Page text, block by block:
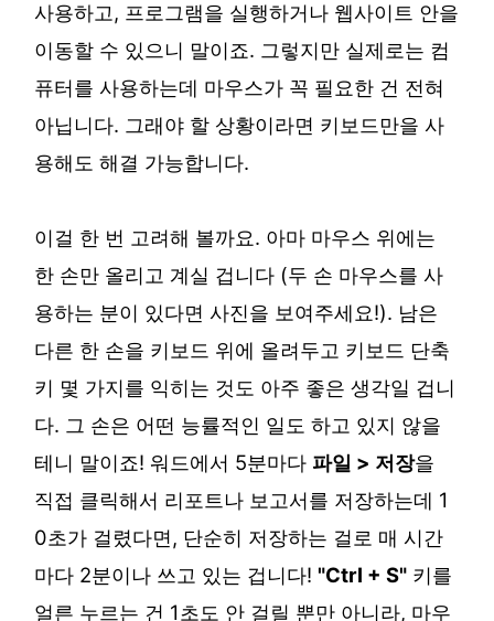
사용하고, 프로그램을 실행하거나 웹사이트 안을
이동할 수 있으니 말이죠. 그렇지만 실제로는 컴
퓨터를 사용하는데 마우스가 꼭 필요한 건 전혀
아닙니다. 그래야 할 상황이라면 키보드만을 사
용해도 해결 가능합니다.
이걸 한 번 고려해 볼까요. 아마 마우스 위에는
한 손만 올리고 계실 겁니다 (두 손 마우스를 사
용하는 분이 있다면 사진을 보여주세요!). 남은
다른 한 손을 키보드 위에 올려두고 키보드 단축
키 몇 가지를 익히는 것도 아주 좋은 생각일 겁니
다. 그 손은 어떤 능률적인 일도 하고 있지 않을
테니 말이죠! 워드에서 5분마다 파일 > 저장을
직접 클릭해서 리포트나 보고서를 저장하는데 1
0초가 걸렸다면, 단순히 저장하는 걸로 매 시간
마다 2분이나 쓰고 있는 겁니다! "Ctrl + S" 키를
얼른 누르는 건 1초도 안 걸릴 뿐만 아니라, 마우